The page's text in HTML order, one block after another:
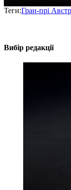
Теги:Гран-прі
Вибір редакції